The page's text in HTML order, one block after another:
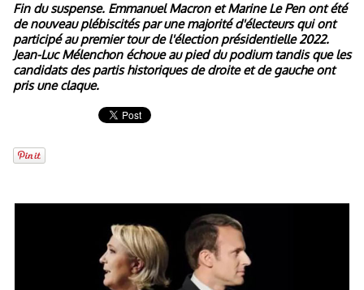
Fin du suspense. Emmanuel Macron et Marine Le Pen ont été
de nouveau plébiscités par une majorité d'électeurs qui ont
participé au premier tour de l'élection présidentielle 2022.
Jean-Luc Mélenchon échoue au pied du podium tandis que les
candidats des partis historiques de droite et de gauche ont
pris une claque.